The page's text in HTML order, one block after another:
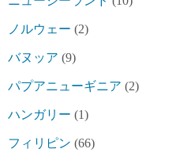
ノルウェー (2)
バヌッア (9)
パプアニューギニア (2)
ハンガリー (1)
フィリピン (66)